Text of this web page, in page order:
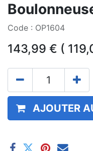
Code : OP1604
143,99 € (
AJOUTER